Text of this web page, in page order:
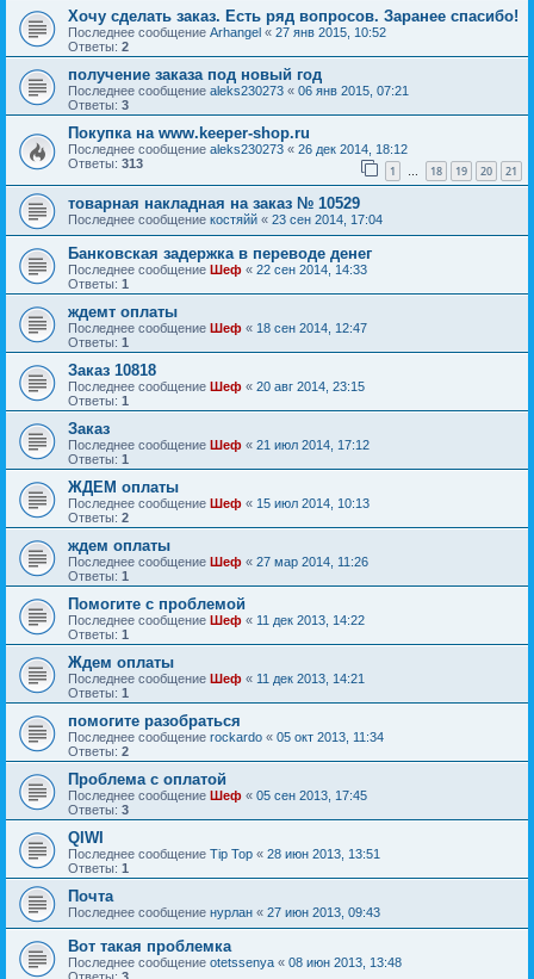
Хочу сделать заказ. Есть ряд вопросов. Заранее спасибо!
Последнее сообщение Arhangel « 27 янв 2015, 10:52
Ответы: 2
получение заказа под новый год
Последнее сообщение aleks230273 « 06 янв 2015, 07:21
Ответы: 3
Покупка на www.keeper-shop.ru
Последнее сообщение aleks230273 « 26 дек 2014, 18:12
Ответы: 313 1 … 18 19 20 21
товарная накладная на заказ № 10529
Последнее сообщение костяйй « 23 сен 2014, 17:04
Банковская задержка в переводе денег
Последнее сообщение Шеф « 22 сен 2014, 14:33
Ответы: 1
ждемт оплаты
Последнее сообщение Шеф « 18 сен 2014, 12:47
Ответы: 1
Заказ 10818
Последнее сообщение Шеф « 20 авг 2014, 23:15
Ответы: 1
Заказ
Последнее сообщение Шеф « 21 июл 2014, 17:12
Ответы: 1
ЖДЕМ оплаты
Последнее сообщение Шеф « 15 июл 2014, 10:13
Ответы: 2
ждем оплаты
Последнее сообщение Шеф « 27 мар 2014, 11:26
Ответы: 1
Помогите с проблемой
Последнее сообщение Шеф « 11 дек 2013, 14:22
Ответы: 1
Ждем оплаты
Последнее сообщение Шеф « 11 дек 2013, 14:21
Ответы: 1
помогите разобраться
Последнее сообщение rockardo « 05 окт 2013, 11:34
Ответы: 2
Проблема с оплатой
Последнее сообщение Шеф « 05 сен 2013, 17:45
Ответы: 3
QIWI
Последнее сообщение Tip Top « 28 июн 2013, 13:51
Ответы: 1
Почта
Последнее сообщение нурлан « 27 июн 2013, 09:43
Вот такая проблемка
Последнее сообщение otetssenya « 08 июн 2013, 13:48